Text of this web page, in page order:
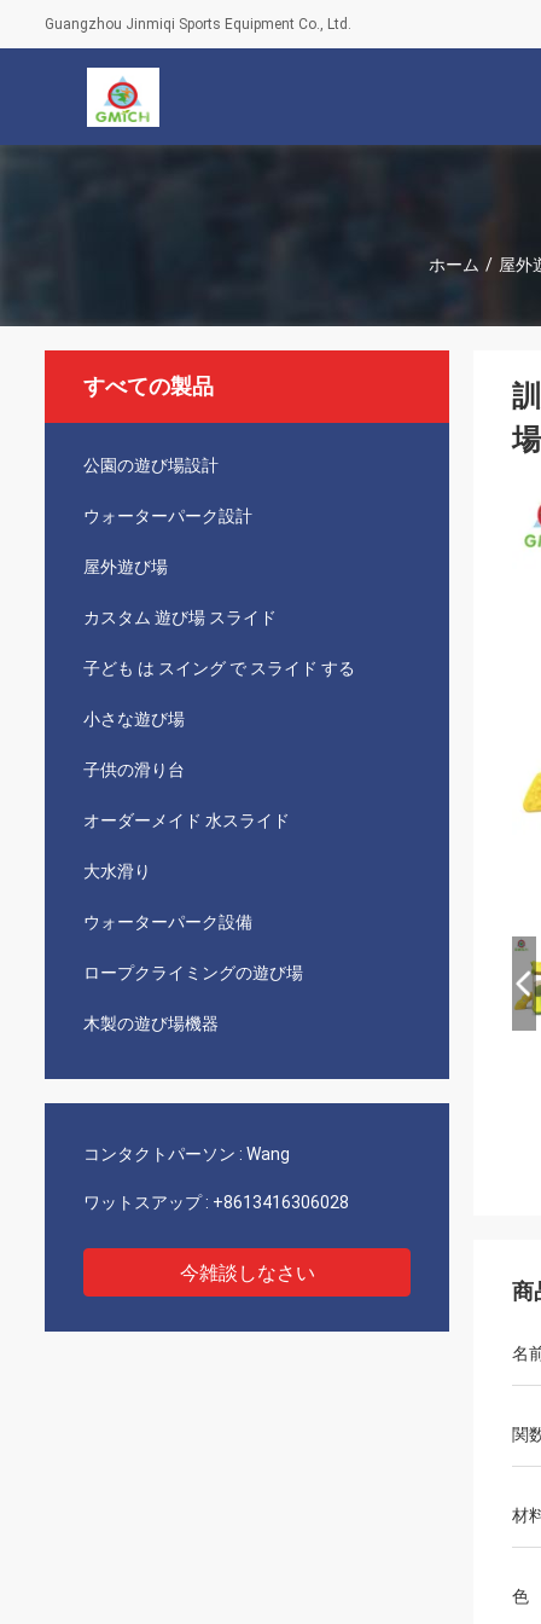
Guangzhou Jinmiqi Sports Equipment Co., Ltd.
ホーム / 屋外
すべての製品
公園の遊び場設計
ウォーターパーク設計
屋外遊び場
カスタム 遊び場 スライド
子ども は スイング で スライド する
小さな遊び場
子供の滑り台
オーダーメイド 水スライド
大水滑り
ウォーターパーク設備
ロープクライミングの遊び場
木製の遊び場機器
コンタクトパーソン : Wang
ワットスアップ : +8613416306028
今雑談しなさい
場
商
名
関
材
色